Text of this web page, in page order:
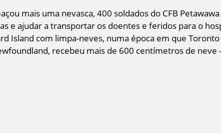
mais uma nevasca, 400 soldados do CFB
e ajudar a transportar os doentes e feridos para o
Island com limpa-neves, numa época em que
recebeu mais de 600 centímetros de